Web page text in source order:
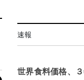
速報
世界食料価格、